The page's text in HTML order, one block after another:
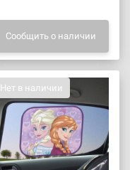
Сообщить о наличии
Нет в наличии